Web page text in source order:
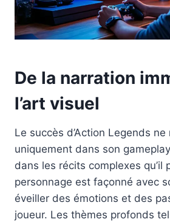
De la narration
l’art visuel
Le succès d’Action Legends ne
uniquement dans son
dans les récits complexes qu’il
personnage est façonné avec
éveiller des émotions et des
joueur. Les thèmes profonds